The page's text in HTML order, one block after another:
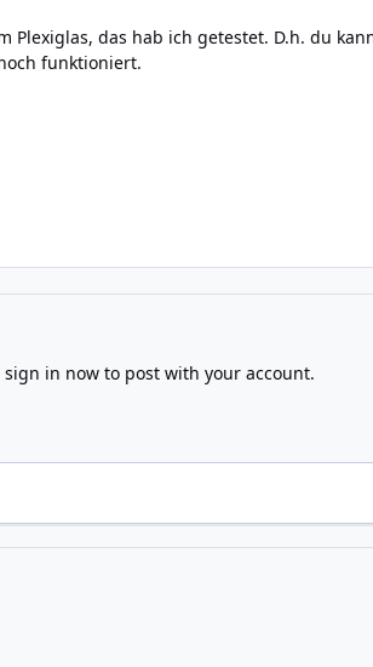
Plexiglas, das hab ich getestet. D.h. du
funktioniert.
sign in nowto post with your account.